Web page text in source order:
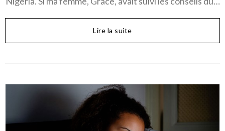
Lire la suite